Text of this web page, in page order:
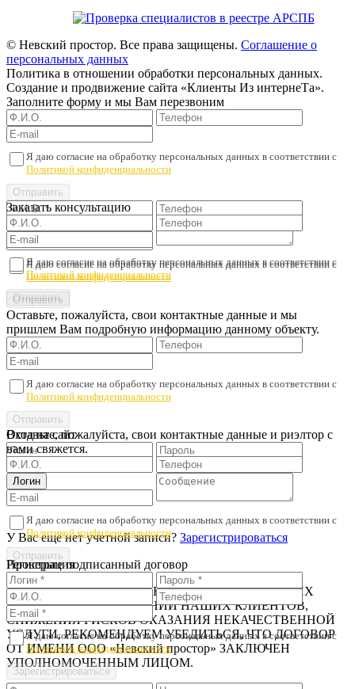
© Невский простор. Все права защищены. Соглашение о
персональных данных
Политика в отношении обработки персональных данных.
Создание и продвижение сайта «Клиенты Из интернеТа».
Заполните форму и мы Вам перезвоним
Я даю согласие на обработку персональных данных в соответствии с
Политикой конфиденциальности
Заказать консультацию
Я даю согласие на обработку персональных данных в соответствии с
Политикой конфиденциальности
Я даю согласие на обработку персональных данных в соответствии с
Политикой конфиденциальности
Оставьте, пожалуйста, свои контактные данные и мы
пришлем Вам подробную информацию данному объекту.
Я даю согласие на обработку персональных данных в соответствии с
Политикой конфиденциальности
Оставьте, пожалуйста, свои контактные данные и риэлтор с
вами свяжется.
Я даю согласие на обработку персональных данных в соответствии с
Политикой конфиденциальности
Вход на сайт
У Вас еще нет учетной записи? Зарегистрироваться
Регистрация
Я даю согласие на обработку персональных данных в соответствии с
Политикой конфиденциальности
Проверьте подписанный договор
В ЦЕЛЯХ ПРЕДОТВРАЩЕНИЯ МОШЕННИЧЕСКИХ
ДЕЙСТВИЙ В ОТНОШЕНИИ НАШИХ КЛИЕНТОВ,
СНИЖЕНИЯ РИСКОВ ОКАЗАНИЯ НЕКАЧЕСТВЕННОЙ
УСЛУГИ, РЕКОМЕНДУЕМ УБЕДИТЬСЯ, ЧТО ДОГОВОР
ОТ ИМЕНИ ООО «Невский простор» ЗАКЛЮЧЕН
УПОЛНОМОЧЕННЫМ ЛИЦОМ.